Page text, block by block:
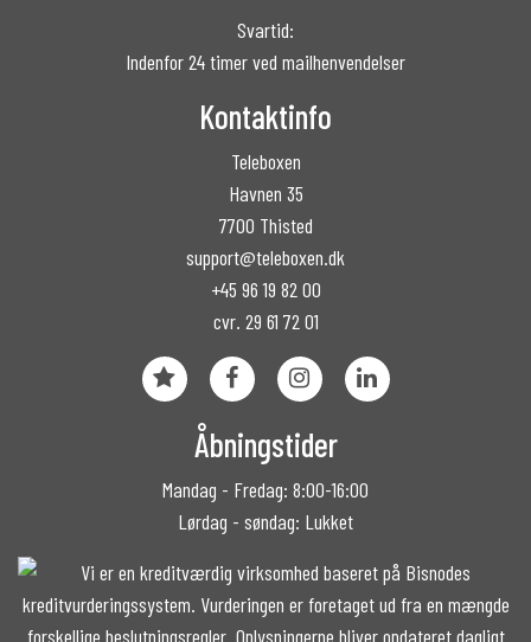
Svartid:
Indenfor 24 timer ved mailhenvendelser
Kontaktinfo
Teleboxen
Havnen 35
7700 Thisted
support@teleboxen.dk
+45 96 19 82 00
cvr. 29 61 72 01
Åbningstider
Mandag - Fredag: 8:00-16:00
Lørdag - søndag: Lukket